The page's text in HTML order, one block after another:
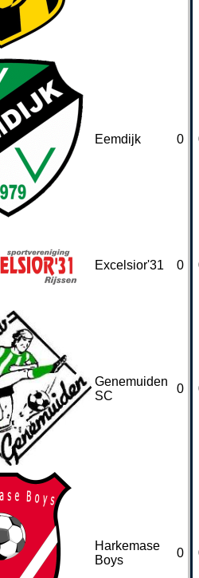
Eemdijk 0
Excelsior'31 0
Genemuiden
SC
0
Harkemase
Boys
0